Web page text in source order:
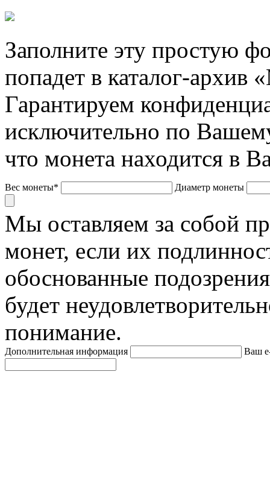
Заполните эту простую
попадет в каталог-архив
Гарантируем
исключительно по
что монета находится в
Вес монеты* Диаметр монеты
Мы оставляем за собой
монет, если их
обоснованные
будет
понимание.
Дополнительная информация Ваш